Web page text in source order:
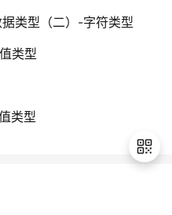
类型（二）-字符类型
类型
类型